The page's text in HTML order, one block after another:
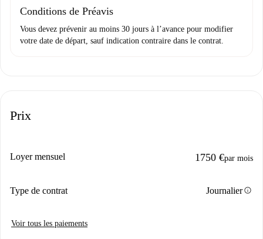
Conditions de Préavis
Vous devez prévenir au moins 30 jours à l’avance pour modifier
votre date de départ, sauf indication contraire dans le contrat.
Prix
Loyer mensuel 1750 €par mois
Type de contrat Journalierinfo
Voir tous les paiements